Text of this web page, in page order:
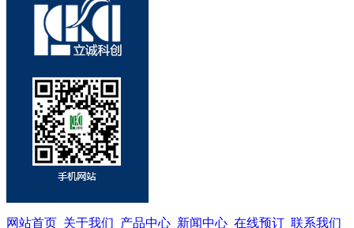
网站首页 关于我们 产品中心 新闻中心 在线预订 联系我们